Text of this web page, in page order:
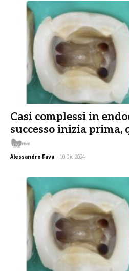
Casi complessi in
successo inizia prima,
Alessandro Fava - 10 Dic 2024